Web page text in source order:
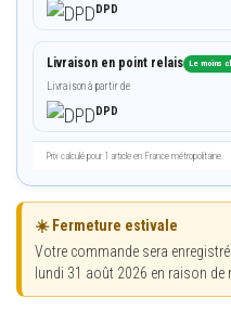
DPD
Livraison en point relais Le moins
Livraison à partir de
DPD
Prix calculé pour 1 article en France métropolitaine.
☀️ Fermeture estivale
Votre commande sera
lundi 31 août 2026 en raison de